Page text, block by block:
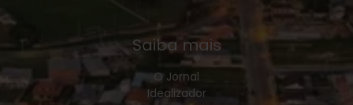
Saiba mais
O Jornal
Idealizador